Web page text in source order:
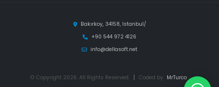
Bakırkoy, 34158, Istanbul/
+90 544 972 4126
info@dellasoft.net
© Copyright 2026. All Rights Reserved. Coded by MrTurco